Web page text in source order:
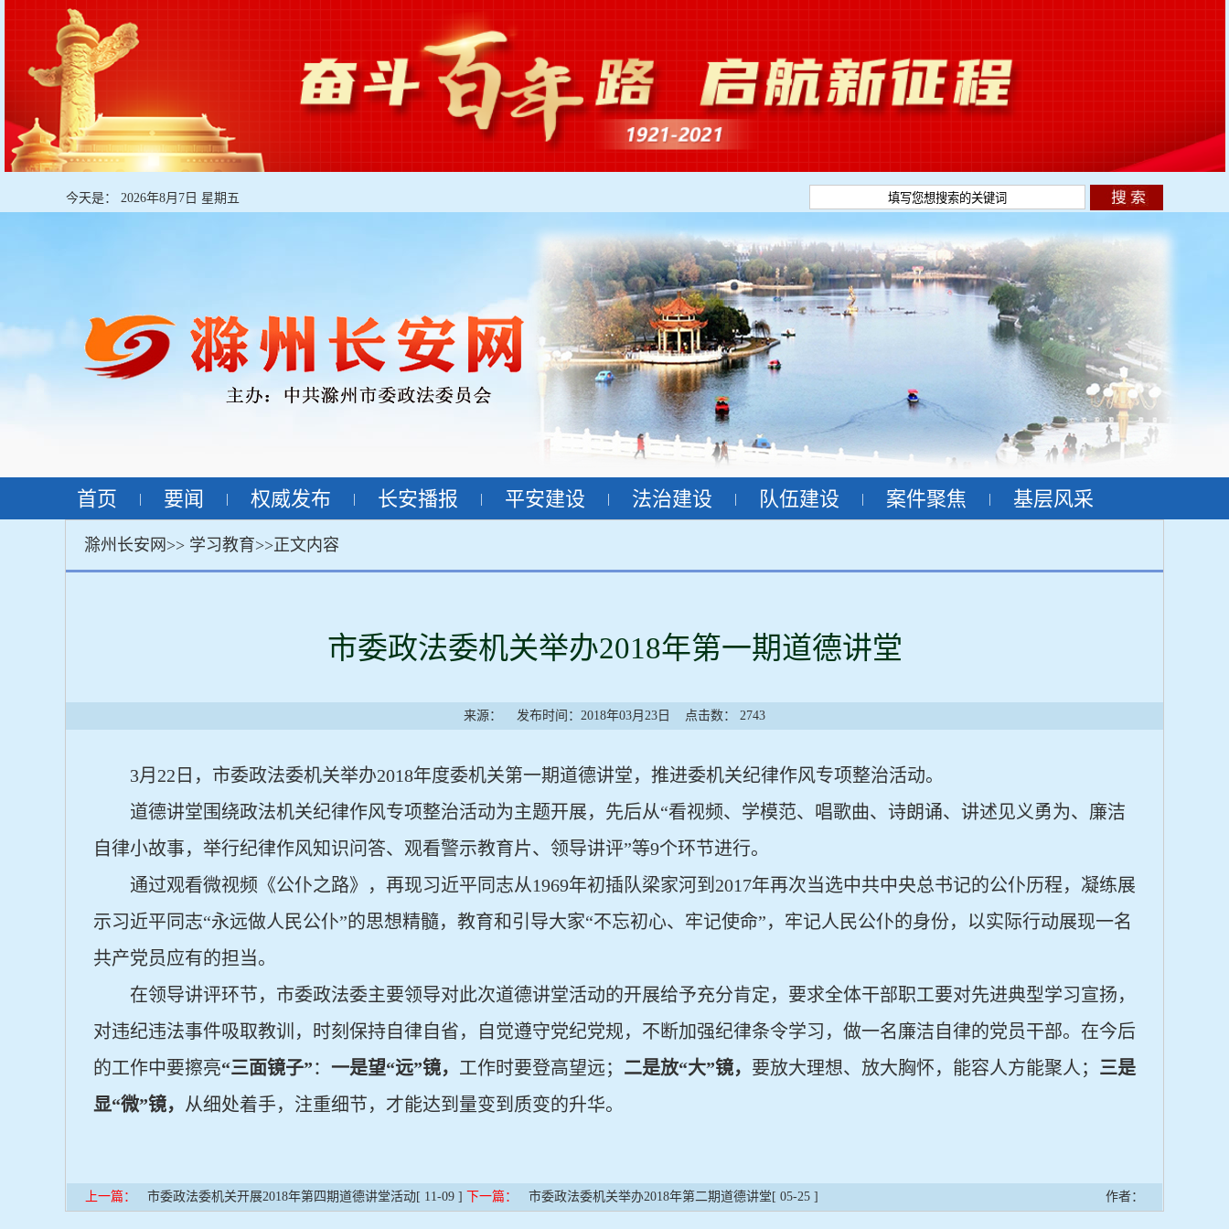
今天是： 2026年8月7日 星期五
首页 要闻 权威发布 长安播报 平安建设 法治建设 队伍建设 案件聚焦 基层风采
滁州长安网>> 学习教育>>正文内容
市委政法委机关举办2018年第一期道德讲堂
来源： 发布时间：2018年03月23日 点击数： 2743
3月 22 日，市委政法委机关举办2018年度委机关第一期道德讲堂，推进委机关纪律作风专项整治活动。
道德讲堂围绕政法机关纪律作风专项整治活动为主题开展，先后从“看视频、学模范、唱歌曲、诗朗诵、讲述见义勇为、廉洁
自律小故事，举行纪律作风知识问答、观看警示教育片、领导讲评”等9个环节进行。
通过观看微视频《公仆之路》，再现习近平同志从1969年初插队梁家河到 2017年再次当选中共中央总书记的公仆历程，凝练展
示习近平同志“永远做人民公仆”的思想精髓，教育和引导大家“不忘初心、牢记使命”，牢记人民公仆的身份，以实际行动展现一名
共产党员应有的担当。
在领导讲评环节，市委政法委主要领导对此次道德讲堂活动的开展给予充分肯定，要求全体干部职工要对先进典型学习宣扬，
对违纪违法事件吸取教训，时刻保持自律自省，自觉遵守党纪党规，不断加强纪律条令学习，做一名廉洁自律的党员干部。在今后
的工作中要擦亮“三面镜子”： 一是望“远”镜， 工作时要登高望远； 二是放“大”镜， 要放大理想、放大胸怀，能容人方能聚人； 三是
显“微”镜， 从细处着手，注重细节，才能达到量变到质变的升华。
上一篇： 市委政法委机关开展2018年第四期道德讲堂活动[ 11-09 ] 下一篇： 市委政法委机关举办2018年第二期道德讲堂 [ 05-25 ] 作者：